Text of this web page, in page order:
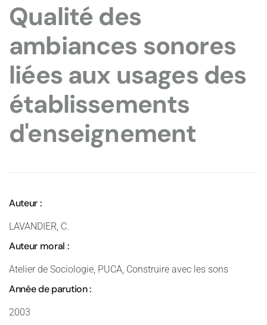
Qualité des
ambiances sonores
liées aux usages des
établissements
d'enseignement
Auteur :
LAVANDIER, C.
Auteur moral :
Atelier de Sociologie, PUCA, Construire avec les sons
Année de parution :
2003